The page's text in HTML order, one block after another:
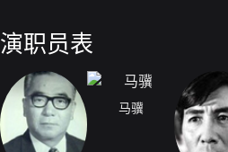
演职员表
马骥